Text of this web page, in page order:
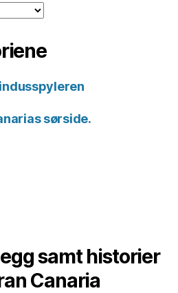
sørside.
samt historier
Canaria